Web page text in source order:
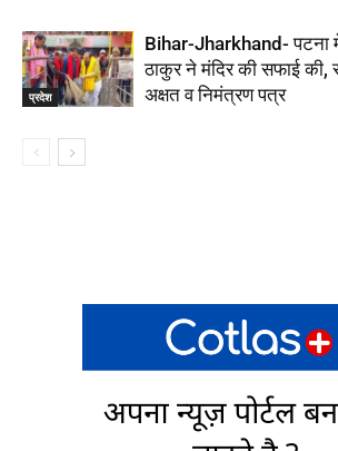
प्रदेश
Bihar-Jharkhand- पटना
ठाकुर ने मंदिर की सफाई की,
अक्षत व निमंत्रण पत्र